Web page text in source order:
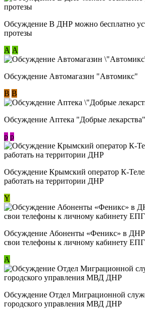
Обсуждение В ДНР можно бесплатно
протезы
А А
Обсуждение Автомагазин "Автомикс"
В В
Обсуждение Аптека "Добрые лекарства"
p p
Обсуждение Крымский оператор К-
работать на территории ДНР
Y
Обсуждение ​Абоненты «Феникс» в ДНР
свои телефоны к личному кабинету
А
Обсуждение Отдел Миграционной
городского управления МВД ДНР